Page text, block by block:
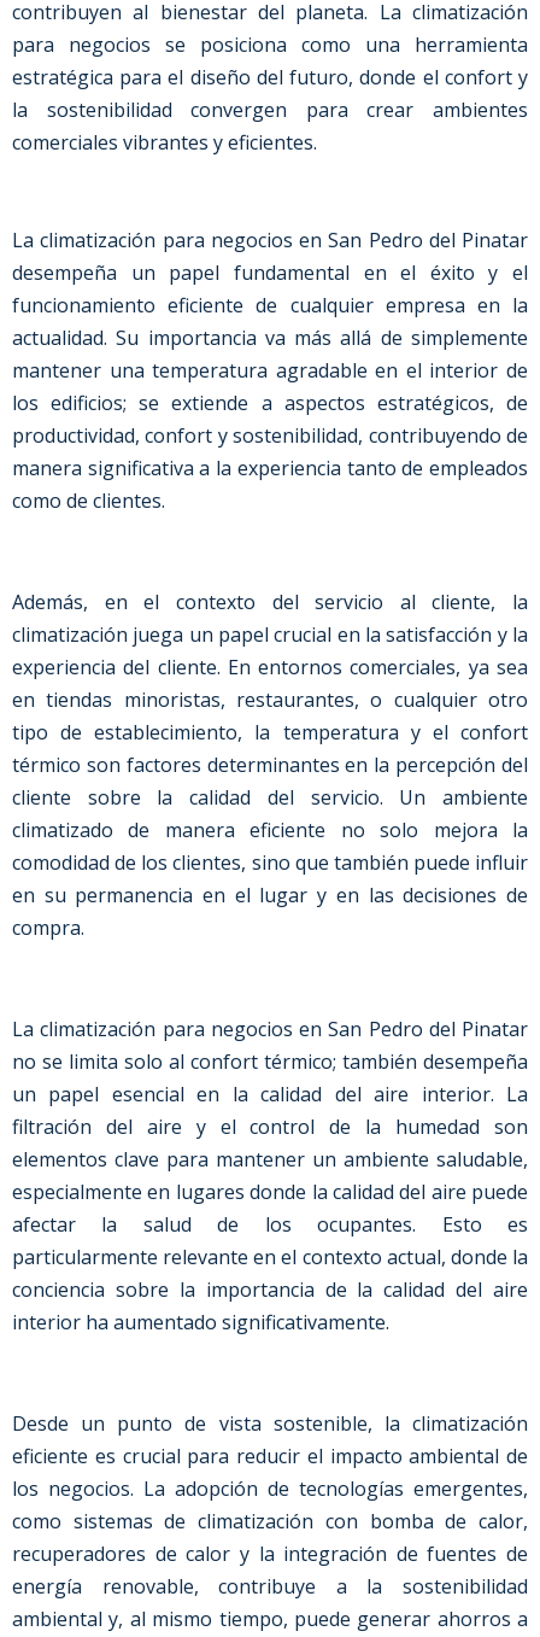
contribuyen al bienestar del planeta. La climatización
para negocios se posiciona como una herramienta
estratégica para el diseño del futuro, donde el confort y
la sostenibilidad convergen para crear ambientes
comerciales vibrantes y eficientes.
La climatización para negocios en San Pedro del Pinatar
desempeña un papel fundamental en el éxito y el
funcionamiento eficiente de cualquier empresa en la
actualidad. Su importancia va más allá de simplemente
mantener una temperatura agradable en el interior de
los edificios; se extiende a aspectos estratégicos, de
productividad, confort y sostenibilidad, contribuyendo de
manera significativa a la experiencia tanto de empleados
como de clientes.
Además, en el contexto del servicio al cliente, la
climatización juega un papel crucial en la satisfacción y la
experiencia del cliente. En entornos comerciales, ya sea
en tiendas minoristas, restaurantes, o cualquier otro
tipo de establecimiento, la temperatura y el confort
térmico son factores determinantes en la percepción del
cliente sobre la calidad del servicio. Un ambiente
climatizado de manera eficiente no solo mejora la
comodidad de los clientes, sino que también puede influir
en su permanencia en el lugar y en las decisiones de
compra.
La climatización para negocios en San Pedro del Pinatar
no se limita solo al confort térmico; también desempeña
un papel esencial en la calidad del aire interior. La
filtración del aire y el control de la humedad son
elementos clave para mantener un ambiente saludable,
especialmente en lugares donde la calidad del aire puede
afectar la salud de los ocupantes. Esto es
particularmente relevante en el contexto actual, donde la
conciencia sobre la importancia de la calidad del aire
interior ha aumentado significativamente.
Desde un punto de vista sostenible, la climatización
eficiente es crucial para reducir el impacto ambiental de
los negocios. La adopción de tecnologías emergentes,
como sistemas de climatización con bomba de calor,
recuperadores de calor y la integración de fuentes de
energía renovable, contribuye a la sostenibilidad
ambiental y, al mismo tiempo, puede generar ahorros a